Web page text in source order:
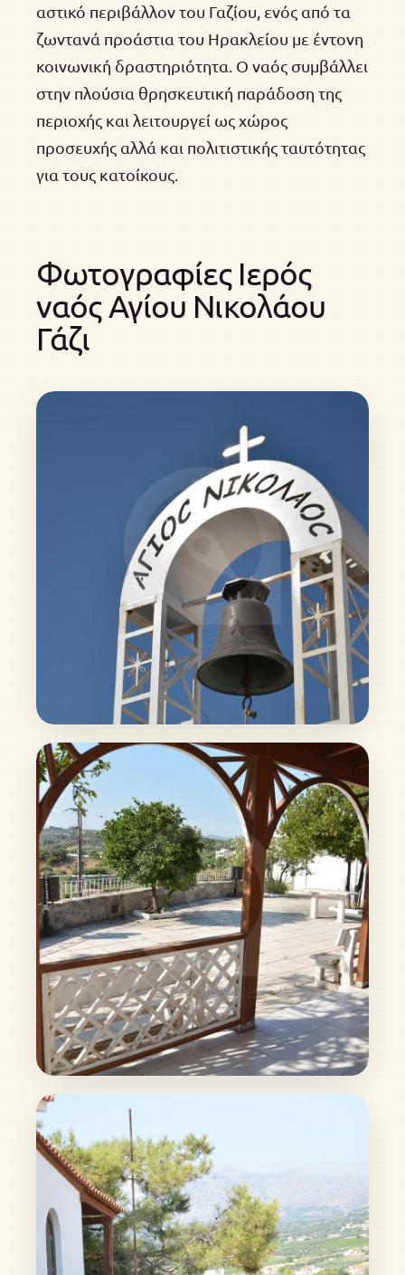
αστικό περιβάλλον του Γαζίου, ενός από τα
ζωντανά προάστια του Ηρακλείου με έντονη
κοινωνική δραστηριότητα. Ο ναός συμβάλλει
στην πλούσια θρησκευτική παράδοση της
περιοχής και λειτουργεί ως χώρος
προσευχής αλλά και πολιτιστικής ταυτότητας
για τους κατοίκους.
Φωτογραφίες Ιερός
ναός Αγίου Νικολάου
Γάζι